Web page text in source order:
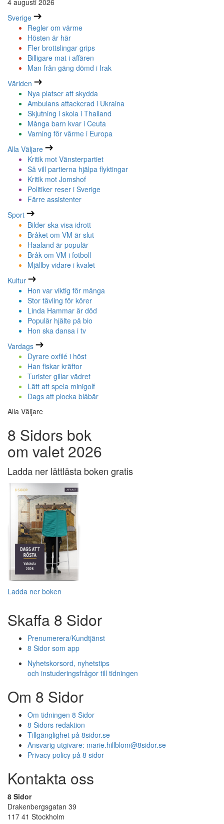
4 augusti 2026
Sverige
Regler om värme
Hösten är här
Fler brottslingar grips
Billigare mat i affären
Man från gäng dömd i Irak
Världen
Nya platser att skydda
Ambulans attackerad i Ukraina
Skjutning i skola i Thailand
Många barn kvar i Ceuta
Varning för värme i Europa
Alla Väljare
Kritik mot Vänsterpartiet
Så vill partierna hjälpa flyktingar
Kritik mot Jomshof
Politiker reser i Sverige
Färre assistenter
Sport
Bilder ska visa idrott
Bråket om VM är slut
Haaland är populär
Bråk om VM i fotboll
Mjällby vidare i kvalet
Kultur
Hon var viktig för många
Stor tävling för körer
Linda Hammar är död
Populär hjälte på bio
Hon ska dansa i tv
Vardags
Dyrare oxfilé i höst
Han fiskar kräftor
Turister gillar vädret
Lätt att spela minigolf
Dags att plocka blåbär
Alla Väljare
8 Sidors bok
om valet 2026
Ladda ner lättlästa boken gratis
Ladda ner boken
Skaffa 8 Sidor
Prenumerera/Kundtjänst
8 Sidor som app
Nyhetskorsord, nyhetstips
och instuderingsfrågor till tidningen
Om 8 Sidor
Om tidningen 8 Sidor
8 Sidors redaktion
Tillgänglighet på 8sidor.se
Ansvarig utgivare: marie.hillblom@8sidor.se
Privacy policy på 8 sidor
Kontakta oss
8 Sidor
Drakenbergsgatan 39
117 41 Stockholm